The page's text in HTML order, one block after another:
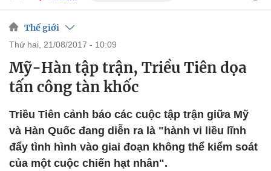
Thế giới
thứ hai, 21/08/2017 - 10:09
Mỹ-Hàn tập trận, Triều Tiên dọa
tấn công tàn khốc
Triều Tiên cảnh báo các cuộc tập trận giữa Mỹ
và Hàn Quốc đang diễn ra là "hành vi liều lĩnh
đẩy tình hình vào giai đoạn không thể kiểm soát
của một cuộc chiến hạt nhân".